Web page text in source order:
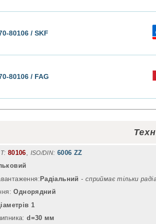
80106 / SKF
80106 / FAG
80106, ISO/DIN: 6006 ZZ
Радіальний - cприймає тільки
Однорядний
1
d=30 мм